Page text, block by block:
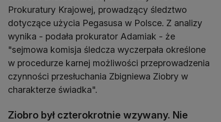
Prokuratury Krajowej, prowadzący śledztwo
dotyczące użycia Pegasusa w Polsce. Z analizy
wynika - podała prokurator Adamiak - że
"sejmowa komisja śledcza wyczerpała określone
w procedurze karnej możliwości przeprowadzenia
czynności przesłuchania Zbigniewa Ziobry w
charakterze świadka".
Ziobro był czterokrotnie wzywany. Nie